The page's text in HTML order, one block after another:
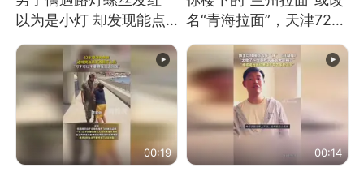
以为是小灯 却发现能点
燃香烟 当事人：已报警
处理
名“青海拉面”，天津72家
面馆已集体更换招牌
00:19 00:14